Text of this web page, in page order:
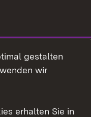
gestalten
wir
erhalten Sie in